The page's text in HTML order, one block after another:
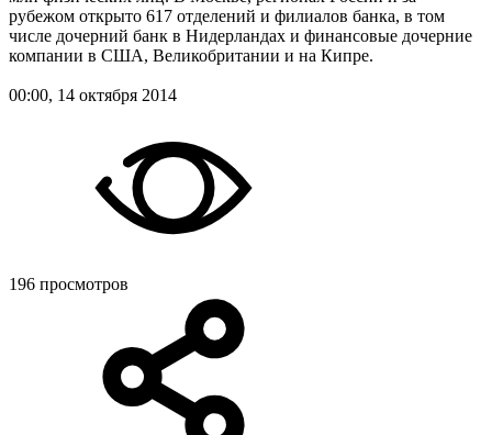
рубежом открыто 617 отделений и филиалов банка, в том
числе дочерний банк в Нидерландах и финансовые дочерние
компании в США, Великобритании и на Кипре.
00:00, 14 октября 2014
196 просмотров